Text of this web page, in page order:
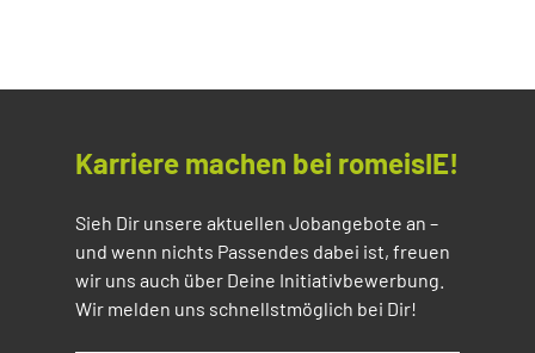
Karriere machen bei romeisIE!
Sieh Dir unsere aktuellen Jobangebote an –
und wenn nichts Passendes dabei ist, freuen
wir uns auch über Deine Initiativbewerbung.
Wir melden uns schnellstmöglich bei Dir!